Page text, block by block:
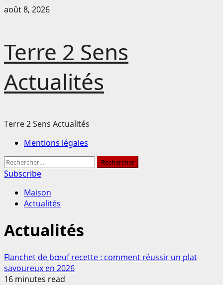
Passer
août 8, 2026
Terre 2 Sens
Actualités
Terre 2 Sens Actualités
MenuMentions légales
Rechercher :
Subscribe
Maison
Actualités
Actualités
Flanchet de bœuf recette : comment réussir un plat
savoureux en 2026
16 minutes read